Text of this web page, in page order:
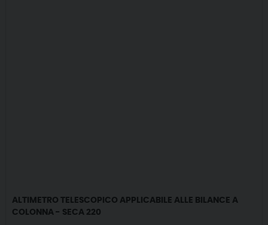
ALTIMETRO TELESCOPICO APPLICABILE ALLE BILANCE A
COLONNA - SECA 220